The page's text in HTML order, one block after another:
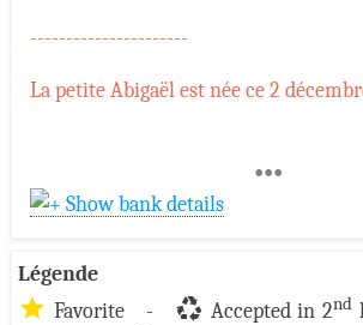
----------------------
La petite Abigaël est née ce 2
•••
Show bank details
Légende
star Favorite - recycling Accepted in 2nd